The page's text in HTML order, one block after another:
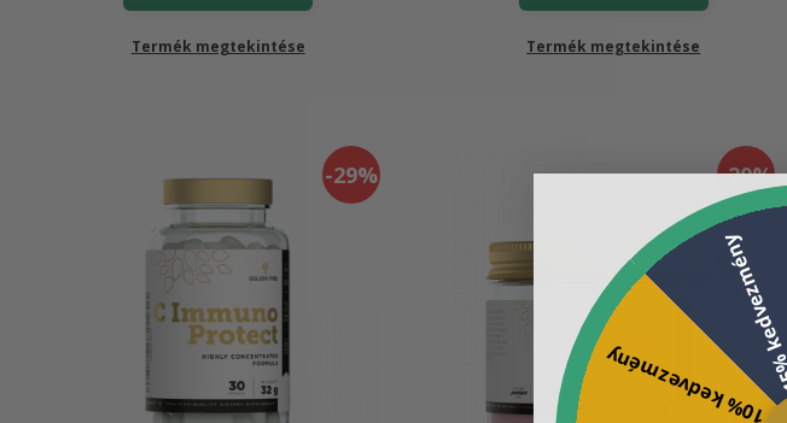
Termék megtekintése Termék megtekintése
-29% -20%
10% kedvezmény
15% kedvezmény